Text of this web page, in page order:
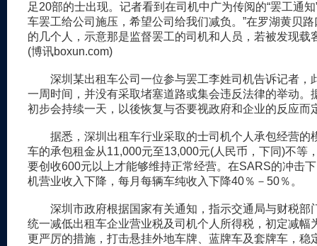
足20部的士出现。记者看到在司机中广为传阅的“罢工通知
车罢工给公司施压，希望公司给我们减负。”在罗湖黄贝
的几个人，示意那是监督罢工的司机和人员，若被发现载
(博讯boxun.com)
深圳某出租车公司一位参与罢工李姓司机告诉记者，
一周时间，并没有采取堵塞道路或集会违反法律的举动。
初步会持续一天，以後恢复与否要视政府和企业的反应而
据悉，深圳出租车行业采取的士司机个人承包经营的
车的承包租金从11,000元至13,000元(人民币，下同)不等
要创收600元以上才能够维持正常经营。在SARS的冲击
机营业收入下降，每月每辆车纯收入下降40％－50％。
深圳市政府根据国家有关通知，指示交通局与财税部
统一减低出租车企业营业税及司机个人所得税，初定减幅
更严厉的措施，打击悬挂外地车牌、蓝牌车及套牌车，稳